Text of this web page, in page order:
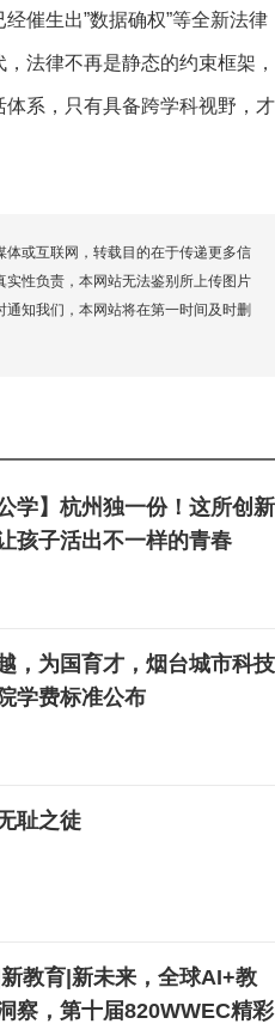
催生出”数据确权”等全新法律
法律不再是静态的约束框架，
系，只有具备跨学科视野，才
或互联网，转载目的在于传递更多信
性负责，本网站无法鉴别所上传图片
知我们，本网站将在第一时间及时删
学】杭州独一份！这所创新
孩子活出不一样的青春
，为国育才，烟台城市科技
学费标准公布
耻之徒
教育|新未来，全球AI+教
察，第十届820WWEC精彩